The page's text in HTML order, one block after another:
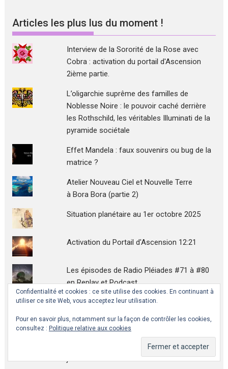
sujets
Articles les plus lus du moment !
Interview de la Sororité de la Rose avec
Cobra : activation du portail d'Ascension
2ième partie.
L’oligarchie suprême des familles de
Noblesse Noire : le pouvoir caché derrière
les Rothschild, les véritables Illuminati de la
pyramide sociétale
Effet Mandela : faux souvenirs ou bug de la
matrice ?
Atelier Nouveau Ciel et Nouvelle Terre
à Bora Bora (partie 2)
Situation planétaire au 1er octobre 2025
Activation du Portail d'Ascension 12:21
Les épisodes de Radio Pléiades #71 à #80
en Replay et Podcast
Kyoto 5 janvier 2025 (jour 2) – Conférence
de l’Ascension
Plus rien ne sera comme avant, suite au
succès de la méditation mondiale du 21
janvier 2019 !
Confidentialité et cookies : ce site utilise des cookies. En continuant à
utiliser ce site Web, vous acceptez leur utilisation.
Pour en savoir plus, notamment sur la façon de contrôler les cookies,
consultez : Politique relative aux cookies